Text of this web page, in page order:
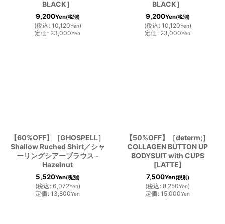
BLACK］
9,200Yen(税別)
(税込 : 10,120Yen)
定価 : 23,000Yen
BLACK］
9,200Yen(税別)
(税込 : 10,120Yen)
定価 : 23,000Yen
【60%OFF】［GHOSPELL］
Shallow Ruched Shirt／シャ
ーリングシアーブラウス -
Hazelnut
5,520Yen(税別)
(税込 : 6,072Yen)
定価 : 13,800Yen
【50%OFF】［determ;］
COLLAGEN BUTTON UP
BODYSUIT with CUPS
[LATTE]
7,500Yen(税別)
(税込 : 8,250Yen)
定価 : 15,000Yen